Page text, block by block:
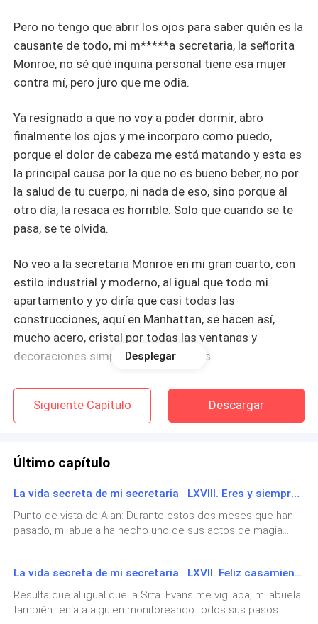
Pero no tengo que abrir los ojos para saber quién es la
causante de todo, mi m*****a secretaria, la señorita
Monroe, no sé qué inquina personal tiene esa mujer
contra mí, pero juro que me odia.
Ya resignado a que no voy a poder dormir, abro
finalmente los ojos y me incorporo como puedo,
porque el dolor de cabeza me está matando y esta es
la principal causa por la que no es bueno beber, no por
la salud de tu cuerpo, ni nada de eso, sino porque al
otro día, la resaca es horrible. Solo que cuando se te
pasa, se te olvida.
No veo a la secretaria Monroe en mi gran cuarto, con
estilo industrial y moderno, al igual que todo mi
apartamento y yo diría que casi todas las
construcciones, aquí en Manhattan, se hacen así,
mucho acero, cristal por todas las ventanas y
decoraciones simples y atemporales.
Pronto aparece la causante de la mayoría de mis
males, sale de mi vestidor, con ese traje gris ejecutivo
impecable, su pelo rojo recogido en un rígido moño
a través de los cuales se reflejaban sus ojos verde
Esa actitud de que nunca se equivoca y siempre tiene
todo bajo control, la muy santurrona.
- Tiene una reunión importante, hoy a las 11 de la
mañana con un potencial socio, así que le sugiero que
deje de mirarme con cara de odio y se prepare rápido
Desplegar
Siguiente Capítulo Descargar
Último capítulo
La vida secreta de mi secretaria LXVIII. Eres y siempre serás, mi secretaria pelirroja favorita
Punto de vista de Alan: Durante estos dos meses que han
pasado, mi abuela ha hecho uno de sus actos de magia
algunos amigos míos como Williams y la amiga de Estefanía,
Alicia. No podía creer que finalmente esta hermosa y
complicada mujer, sería finalmente mía, después de tantos
giros del destino. Y hablando de Williams, casi no quiere
La vida secreta de mi secretaria LXVII. Feliz casamiento, Srta. Evans
Resulta que al igual que la Srta. Evans me vigilaba, mi abuela
también tenía a alguien monitoreando todos sus pasos.